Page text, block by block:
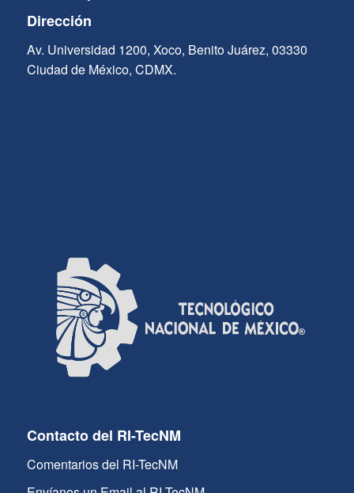
Dirección
Av. Universidad 1200, Xoco, Benito Juárez, 03330
Ciudad de México, CDMX.
Contacto del RI-TecNM
Comentarios del RI-TecNM